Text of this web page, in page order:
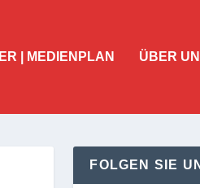
| MEDIENPLAN ÜBER
FOLGEN SIE